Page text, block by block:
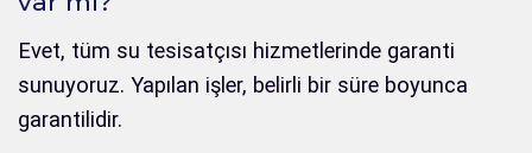
Evet, tüm su tesisatçısı hizmetlerinde garanti
sunuyoruz. Yapılan işler, belirli bir süre boyunca
garantilidir.